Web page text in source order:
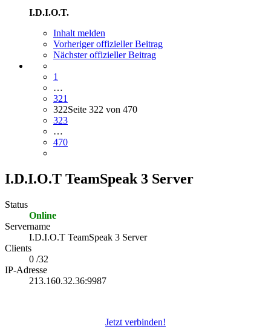
I.D.I.O.T.
Inhalt melden
Vorheriger offizieller Beitrag
Nächster offizieller Beitrag
1
…
321
322Seite 322 von 470
323
…
470
I.D.I.O.T TeamSpeak 3 Server
Status
Online
Servername
I.D.I.O.T TeamSpeak 3 Server
Clients
0 /32
IP-Adresse
213.160.32.36:9987
Jetzt verbinden!